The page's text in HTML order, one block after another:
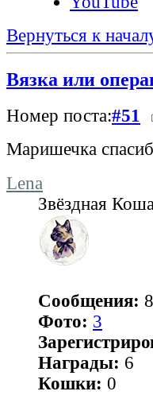
Вернуться к
Вязка или
Номер поста:#51
Маришечка
Lena
Звёздная
Сообщения:
Фото: 3
Награды: 6
Кошки: 0